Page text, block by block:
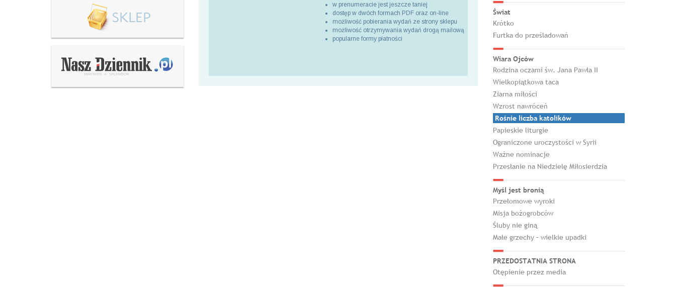
w prenumeracie jest jeszcze taniej
dostęp w dwóch formach PDF oraz on-line
możliwość pobierania wydań ze strony sklepu
możliwość otrzymywania wydań drogą mailową
popularne formy płatności
Świat
Krótko
Furtka do prześladowań
Wiara Ojców
Rodzina oczami św. Jana Pawła II
Wielkopiątkowa taca
Ziarna miłości
Wzrost nawróceń
Rośnie liczba katolików
Papieskie liturgie
Ograniczone uroczystości w Syrii
Ważne nominacje
Przesłanie na Niedzielę Miłosierdzia
Myśl jest bronią
Przełomowe wyroki
Misja bożogrobców
Śluby nie giną
Małe grzechy – wielkie upadki
PRZEDOSTATNIA STRONA
Otępienie przez media